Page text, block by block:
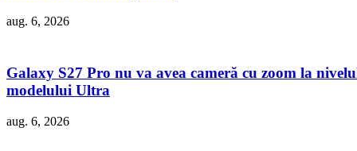
aug. 6, 2026
Galaxy S27 Pro nu va avea cameră cu zoom la
modelului Ultra
aug. 6, 2026